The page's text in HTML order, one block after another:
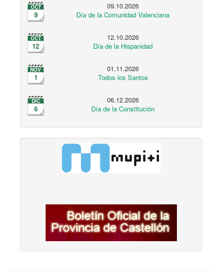
OCT
9
09.10.2026
Día de la Comunidad Valenciana
OCT
12
12.10.2026
Día de la Hispanidad
NOV
1
01.11.2026
Todos los Santos
DIC
6
06.12.2026
Día de la Constitución